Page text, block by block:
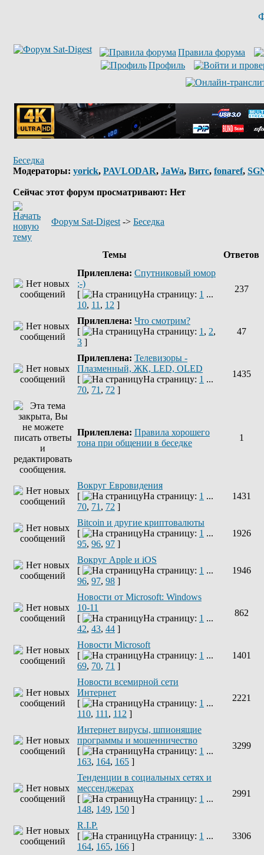
Правила форума
Профиль
Беседка
Модераторы: yorick, PAVLODAR, JaWa, Витс, fonaref,
Сейчас этот форум просматривают: Нет
Форум Sat-Digest -> Беседка
Темы
Ответов
Прилеплена: Спутниковый юмор
;-)
[
На страницу: 1 ...
10, 11 , 12 ]
237
Прилеплена: Что смотрим?
[
На страницу: 1 , 2,
3 ]
47
Прилеплена: Телевизоры -
Плазменный, ЖК, LED, OLED
[
На страницу: 1 ...
70, 71 , 72 ]
1435
Прилеплена: Правила хорошего
тона при общении в беседке
1
Вокруг Евровидения
[
На страницу: 1 ...
70, 71 , 72 ]
1431
Bitcoin и другие криптовалюты
[
На страницу: 1 ...
95, 96, 97 ]
1926
Вокруг Apple и iOS
[
На страницу: 1 ...
96, 97, 98 ]
1946
Новости от Microsoft: Windows
10-11
[
На страницу: 1 ...
42, 43, 44 ]
862
Новости Microsoft
[
На страницу: 1 ...
69, 70, 71 ]
1401
Новости всемирной сети
Интернет
[
На страницу: 1 ...
110, 111 , 112 ]
2221
Интернет вирусы, шпионящие
программы и мошенничество
[
На страницу: 1 ...
163, 164, 165 ]
3299
Тенденции в социальных сетях и
мессенджерах
[
На страницу: 1 ...
148, 149, 150 ]
2991
R.I.P.
[
На страницу: 1 ...
164, 165, 166 ]
3306